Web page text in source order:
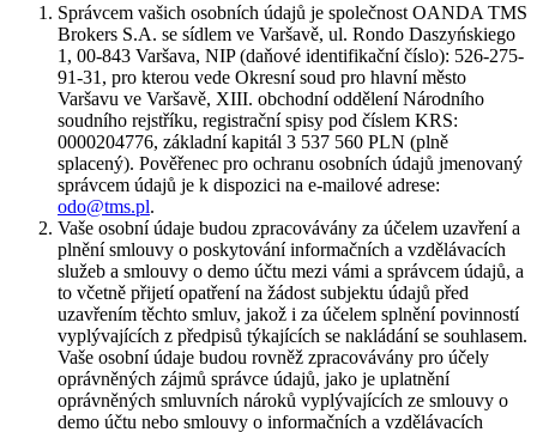
Správcem vašich osobních údajů je společnost OANDA TMS
Brokers S.A. se sídlem ve Varšavě, ul. Rondo Daszyńskiego
1, 00-843 Varšava, NIP (daňové identifikační číslo): 526-275-
91-31, pro kterou vede Okresní soud pro hlavní město
Varšavu ve Varšavě, XIII. obchodní oddělení Národního
soudního rejstříku, registrační spisy pod číslem KRS:
0000204776, základní kapitál 3 537 560 PLN (plně
splacený). Pověřenec pro ochranu osobních údajů jmenovaný
správcem údajů je k dispozici na e-mailové adrese:
odo@tms.pl.
Vaše osobní údaje budou zpracovávány za účelem uzavření a
plnění smlouvy o poskytování informačních a vzdělávacích
služeb a smlouvy o demo účtu mezi vámi a správcem údajů, a
to včetně přijetí opatření na žádost subjektu údajů před
uzavřením těchto smluv, jakož i za účelem splnění povinností
vyplývajících z předpisů týkajících se nakládání se souhlasem.
Vaše osobní údaje budou rovněž zpracovávány pro účely
oprávněných zájmů správce údajů, jako je uplatnění
oprávněných smluvních nároků vyplývajících ze smlouvy o
demo účtu nebo smlouvy o informačních a vzdělávacích